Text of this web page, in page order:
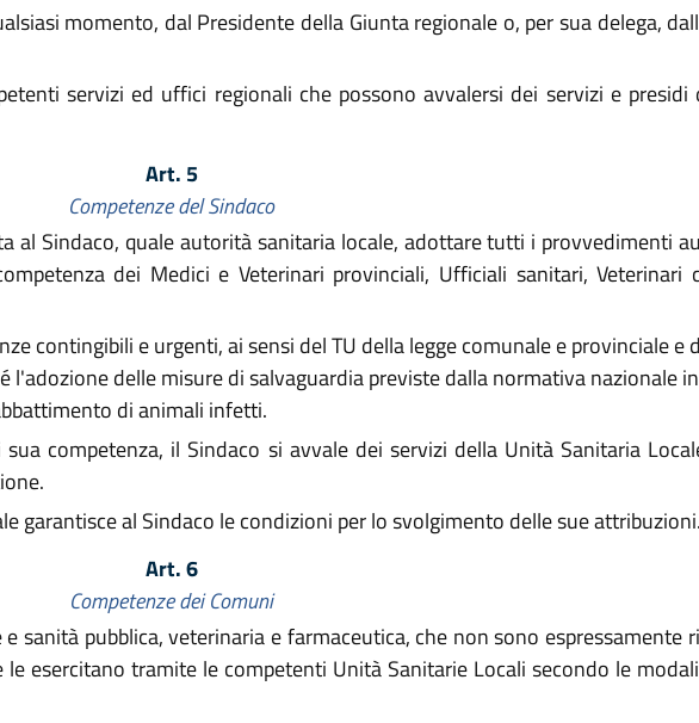
momento, dal Presidente della Giunta regionale o, per sua delega,
servizi ed uffici regionali che possono avvalersi dei servizi e presidi
Art. 5
Competenze del Sindaco
al Sindaco, quale autorità sanitaria locale, adottare tutti i provvedimenti
dei Medici e Veterinari provinciali, Ufficiali sanitari, Veterinari
contingibili e urgenti, ai sensi del TU della legge comunale e provinciale e
l'adozione delle misure di salvaguardia previste dalla normativa nazionale
di animali infetti.
competenza, il Sindaco si avvale dei servizi della Unità Sanitaria
garantisce al Sindaco le condizioni per lo svolgimento delle sue attribuzioni.
Art. 6
Competenze dei Comuni
sanità pubblica, veterinaria e farmaceutica, che non sono espressamente
esercitano tramite le competenti Unità Sanitarie Locali secondo le